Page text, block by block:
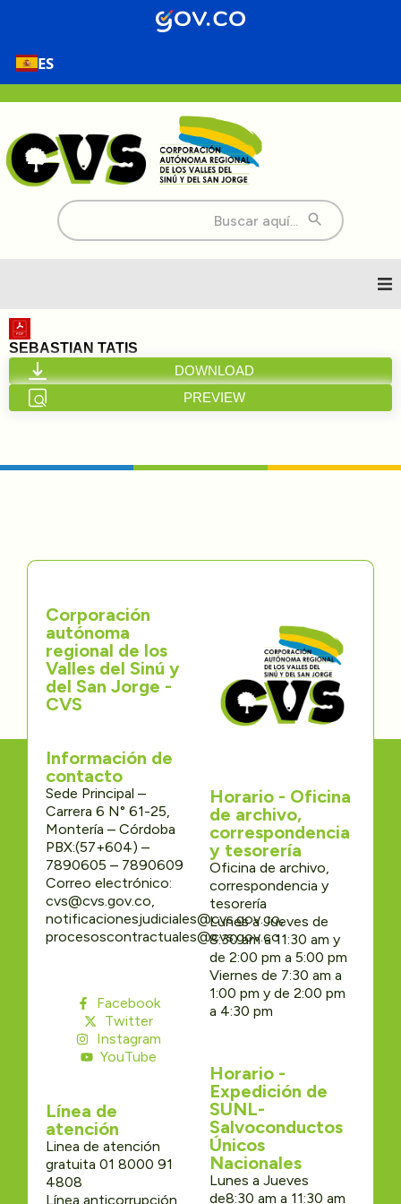
ES
Buscar:
Inicio
Nosotros
Transparencia
Participa
Trámites y Servicios
Contáctenos
SEBASTIAN TATIS
DOWNLOAD
PREVIEW
Corporación
autónoma
regional de los
Valles del Sinú y
del San Jorge -
CVS
Información de
contacto
Sede Principal –
Carrera 6 N° 61-25,
Montería – Córdoba
PBX:(57+604) –
7890605 – 7890609
Correo electrónico:
cvs@cvs.gov.co,
notificacionesjudiciales@cvs.gov.co,
procesoscontractuales@cvs.gov.co
Facebook
Twitter
Instagram
YouTube
Línea de
atención
Linea de atención
gratuita 01 8000 91
4808
Línea anticorrupción
Horario - Oficina
de archivo,
correspondencia
y tesorería
Oficina de archivo,
correspondencia y
tesorería
Lunes a Jueves de
8:30 am a 11:30 am y
de 2:00 pm a 5:00 pm
Viernes de 7:30 am a
1:00 pm y de 2:00 pm
a 4:30 pm
Horario -
Expedición de
SUNL-
Salvoconductos
Únicos
Nacionales
Lunes a Jueves
de8:30 am a 11:30 am